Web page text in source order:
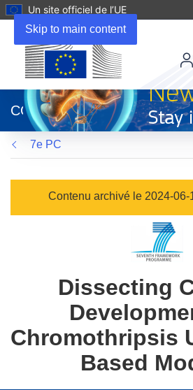
Skip to main content
Un site officiel de l’UE
dans
une
nouvelle
fenêtre)
CORDIS
7e PC
Contenu archivé le 2024-06-
Dissecting
Chromothripsis
Based